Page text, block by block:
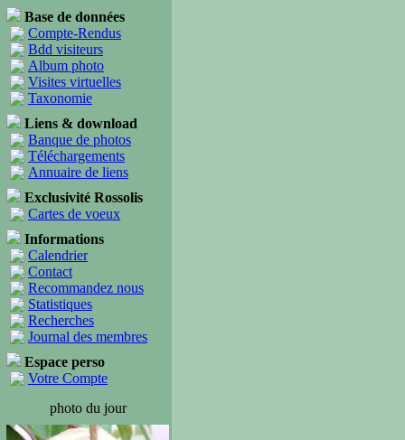
Base de données
Compte-Rendus
Bdd visiteurs
Album photo
Visites virtuelles
Taxonomie
Liens & download
Banque de photos
Téléchargements
Annuaire de liens
Exclusivité Rossolis
Cartes de voeux
Informations
Calendrier
Contact
Recommandez nous
Statistiques
Recherches
Journal des membres
Espace perso
Votre Compte
photo du jour